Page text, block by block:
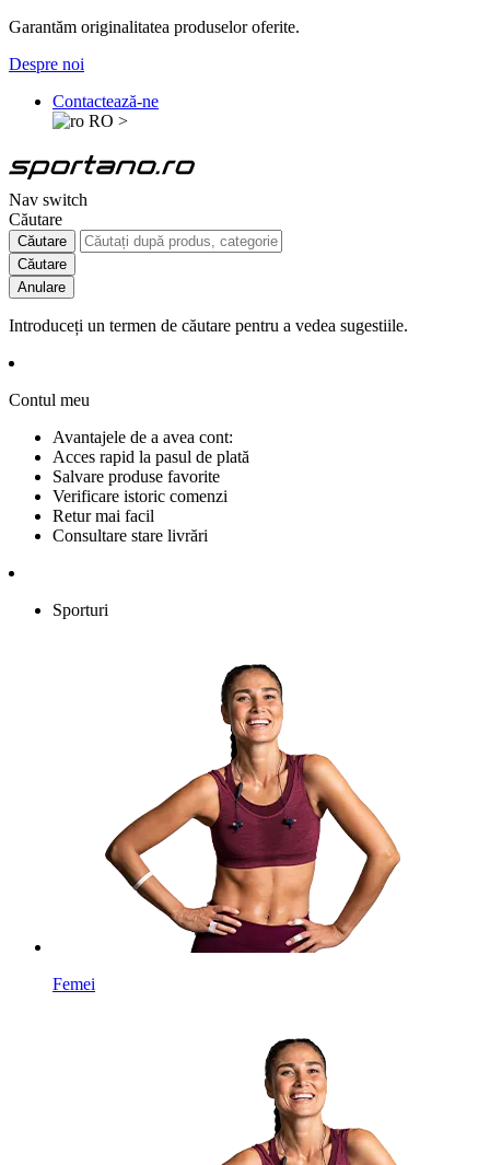
Garantăm originalitatea produselor oferite.
Despre noi
Contactează-ne
RO >
Nav switch
Căutare
Căutare
Căutare
Anulare
Introduceți un termen de căutare pentru a vedea sugestiile.
Contul meu
Avantajele de a avea cont:
Acces rapid la pasul de plată
Salvare produse favorite
Verificare istoric comenzi
Retur mai facil
Consultare stare livrări
Sporturi
Femei